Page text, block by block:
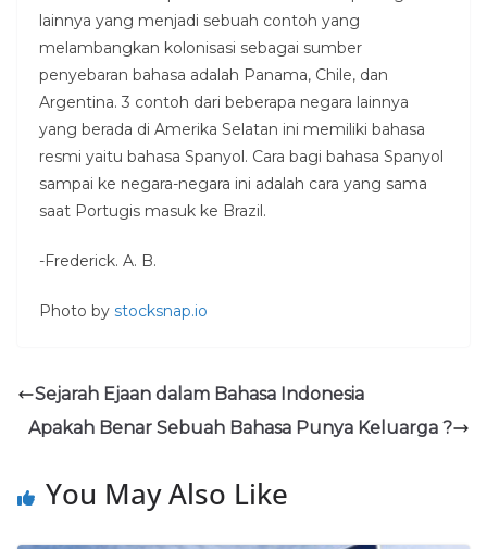
lainnya yang menjadi sebuah contoh yang
melambangkan kolonisasi sebagai sumber
penyebaran bahasa adalah Panama, Chile, dan
Argentina. 3 contoh dari beberapa negara lainnya
yang berada di Amerika Selatan ini memiliki bahasa
resmi yaitu bahasa Spanyol. Cara bagi bahasa Spanyol
sampai ke negara-negara ini adalah cara yang sama
saat Portugis masuk ke Brazil.
-Frederick. A. B.
Photo by stocksnap.io
Sejarah Ejaan dalam Bahasa Indonesia
Apakah Benar Sebuah Bahasa Punya Keluarga ?
You May Also Like